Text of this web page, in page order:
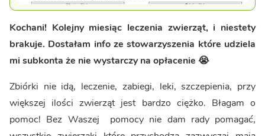
Kochani! Kolejny miesiąc leczenia zwierząt, i niestety
brakuje. Dostałam info ze stowarzyszenia które udziela
mi subkonta że nie wystarczy na opłacenie 😭
Zbiórki nie idą, leczenie, zabiegi, leki, szczepienia, przy
większej ilości zwierząt jest bardzo ciężko. Błagam o
pomoc! Bez Waszej pomocy nie dam rady pomagać,